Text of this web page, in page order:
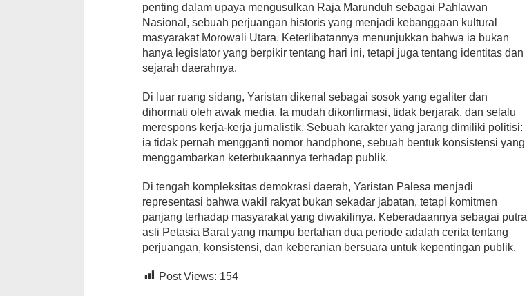
penting dalam upaya mengusulkan Raja Marunduh sebagai Pahlawan
Nasional, sebuah perjuangan historis yang menjadi kebanggaan kultural
masyarakat Morowali Utara. Keterlibatannya menunjukkan bahwa ia bukan
hanya legislator yang berpikir tentang hari ini, tetapi juga tentang identitas dan
sejarah daerahnya.
Di luar ruang sidang, Yaristan dikenal sebagai sosok yang egaliter dan
dihormati oleh awak media. Ia mudah dikonfirmasi, tidak berjarak, dan selalu
merespons kerja-kerja jurnalistik. Sebuah karakter yang jarang dimiliki politisi:
ia tidak pernah mengganti nomor handphone, sebuah bentuk konsistensi yang
menggambarkan keterbukaannya terhadap publik.
Di tengah kompleksitas demokrasi daerah, Yaristan Palesa menjadi
representasi bahwa wakil rakyat bukan sekadar jabatan, tetapi komitmen
panjang terhadap masyarakat yang diwakilinya. Keberadaannya sebagai putra
asli Petasia Barat yang mampu bertahan dua periode adalah cerita tentang
perjuangan, konsistensi, dan keberanian bersuara untuk kepentingan publik.
Post Views: 154